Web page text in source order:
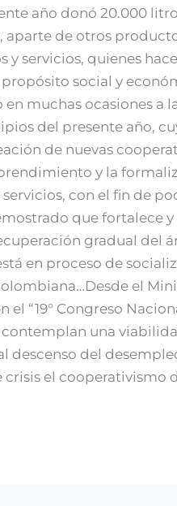
año donó 20.000
aparte de otros
servicios, quienes
social y
muchas ocasiones a
del presente año,
de nuevas
y la
con el fin de
que fortalece y
gradual del
en proceso de
el
“19° Congreso
una
del
el cooperativismo